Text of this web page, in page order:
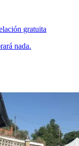
gratuita
nada.